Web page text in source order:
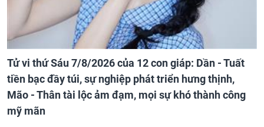
Tử vi thứ Sáu 7/8/2026 của 12 con giáp: Dần - Tuất
tiền bạc đầy túi, sự nghiệp phát triển hưng thịnh,
Mão - Thân tài lộc ảm đạm, mọi sự khó thành công
mỹ mãn